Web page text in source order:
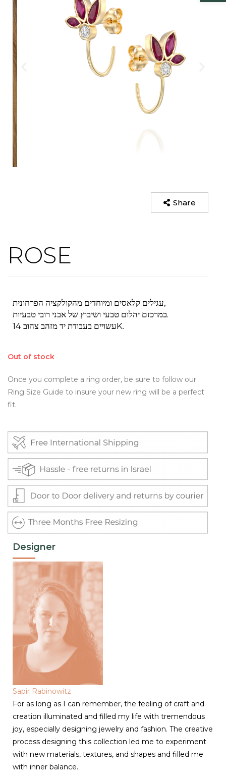
Share
ROSE
עגילים קלאסים ומיוחדים מהקולקציה הפרחונית,
במרכזם יהלום טבעי ושיבוץ של אבני רובי טבעיות.
עשויים בעבודת יד מזהב צהוב 14K.
Out of stock
Once you complete a ring order, be sure to follow our
Ring Size Guide to insure your new ring will be a perfect
fit.
Designer
Sapir Rabinowitz
For as long as I can remember, the feeling of craft and
creation illuminated and filled my life with tremendous
joy, especially designing jewelry and fashion. The creative
process designing this collection led me to experiment
with new materials, textures, and shapes and filled me
with inner balance.